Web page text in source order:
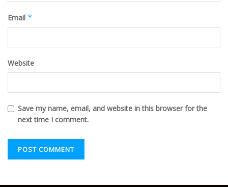
Email *
Website
Save my name, email, and website in this browser for the
next time I comment.